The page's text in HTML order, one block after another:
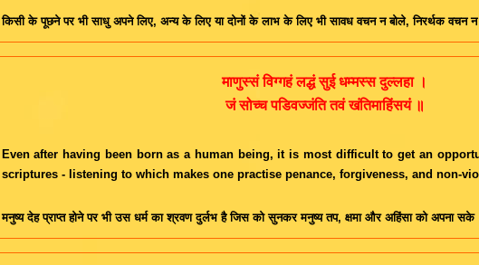
किसी के पूछने पर भी साधु अपने लिए, अन्य के लिए या दोनों के लाभ के लिए भी सावध वचन न बोले, निरर्थक वचन
माणुस्सं विग्गहं लद्धं सुई धम्मस्स दुल्लहा ।
जं सोच्च पडिवज्जंति तवं खंतिमाहिंसयं ॥
Even after having been born as a human being, it is most difficult to get an
scriptures - listening to which makes one practise penance, forgiveness, and non-
मनुष्य देह प्राप्त होने पर भी उस धर्म का श्रवण दुर्लभ है जिस को सुनकर मनुष्य तप, क्षमा और अहिंसा को अपना सके